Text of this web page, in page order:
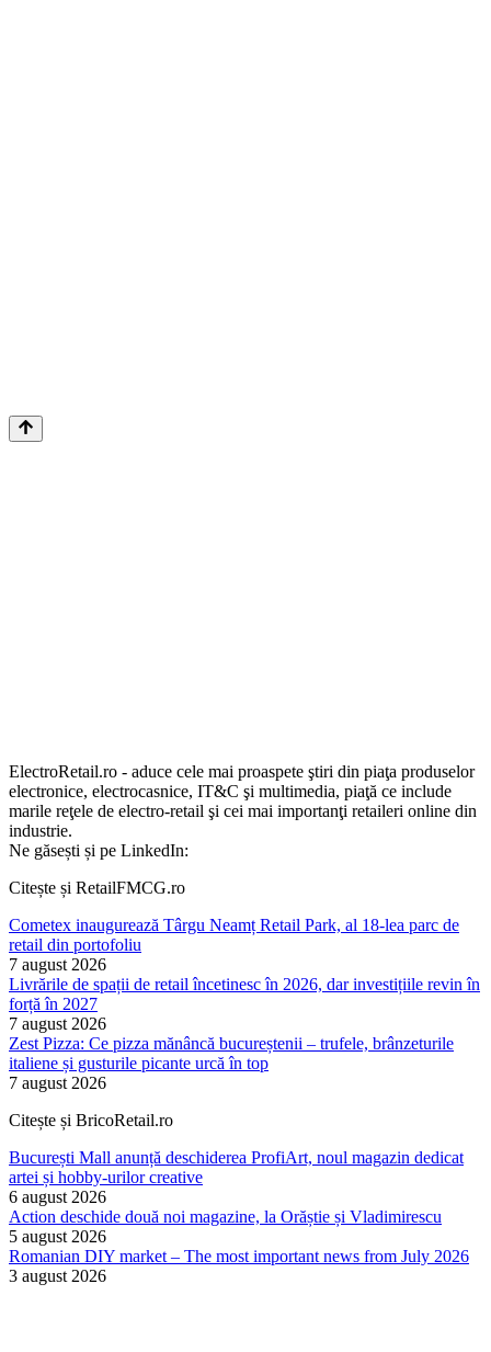
ElectroRetail.ro - aduce cele mai proaspete ştiri din piaţa produselor
electronice, electrocasnice, IT&C şi multimedia, piaţă ce include
marile reţele de electro-retail şi cei mai importanţi retaileri online din
industrie.
Ne găsești și pe LinkedIn:
Citește și RetailFMCG.ro
Cometex inaugurează Târgu Neamț Retail Park, al 18-lea parc de
retail din portofoliu
7 august 2026
Livrările de spații de retail încetinesc în 2026, dar investițiile revin în
forță în 2027
7 august 2026
Zest Pizza: Ce pizza mănâncă bucureștenii – trufele, brânzeturile
italiene și gusturile picante urcă în top
7 august 2026
Citește și BricoRetail.ro
București Mall anunță deschiderea ProfiArt, noul magazin dedicat
artei și hobby-urilor creative
6 august 2026
Action deschide două noi magazine, la Orăștie și Vladimirescu
5 august 2026
Romanian DIY market – The most important news from July 2026
3 august 2026